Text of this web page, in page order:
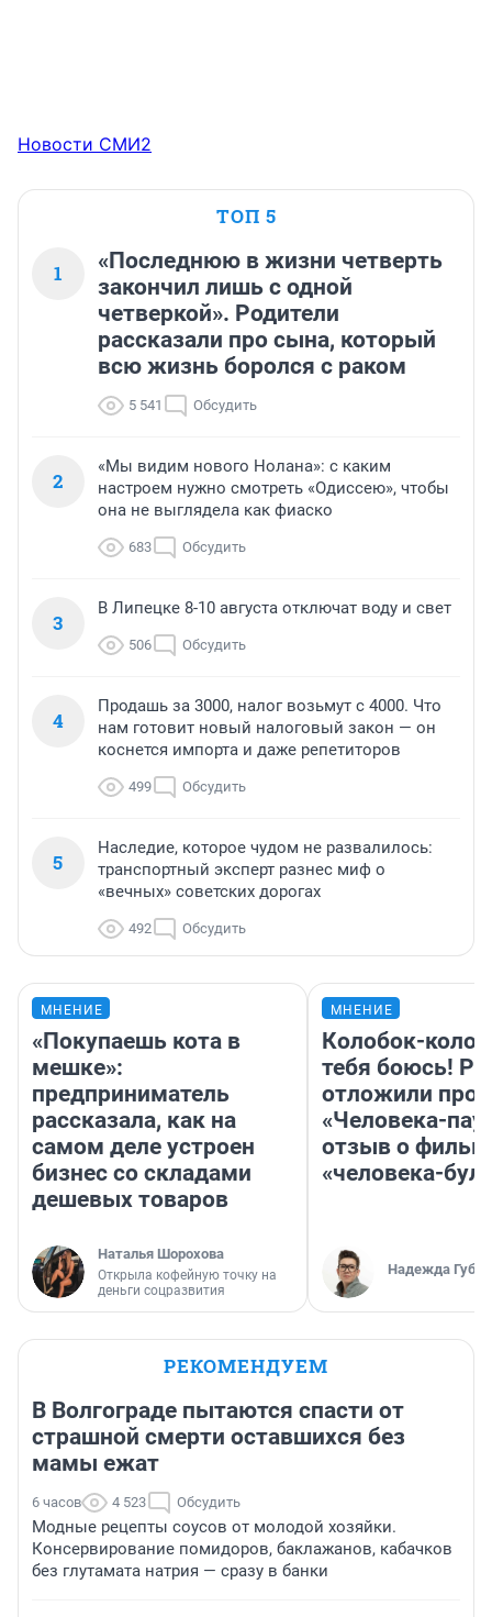
Новости СМИ2
ТОП 5
1
«Последнюю в жизни четверть
закончил лишь с одной
четверкой». Родители
рассказали про сына, который
всю жизнь боролся с раком
5 541 Обсудить
2
«Мы видим нового Нолана»: с каким
настроем нужно смотреть «Одиссею», чтобы
она не выглядела как фиаско
683 Обсудить
3
В Липецке 8-10 августа отключат воду и свет
506 Обсудить
4
Продашь за 3000, налог возьмут с 4000. Что
нам готовит новый налоговый закон — он
коснется импорта и даже репетиторов
499 Обсудить
5
Наследие, которое чудом не развалилось:
транспортный эксперт разнес миф о
«вечных» советских дорогах
492 Обсудить
МНЕНИЕ
«Покупаешь кота в
мешке»:
предприниматель
рассказала, как на
самом деле устроен
бизнес со складами
дешевых товаров
Наталья Шорохова
Открыла кофейную точку на
деньги соцразвития
МНЕНИЕ
Колобок-
тебя боюсь!
отложили
«Человека-
отзыв о
«человека-
Надежда
РЕКОМЕНДУЕМ
В Волгограде пытаются спасти от
страшной смерти оставшихся без
мамы ежат
6 часов 4 523 Обсудить
Модные рецепты соусов от молодой хозяйки.
Консервирование помидоров, баклажанов, кабачков
без глутамата натрия — сразу в банки